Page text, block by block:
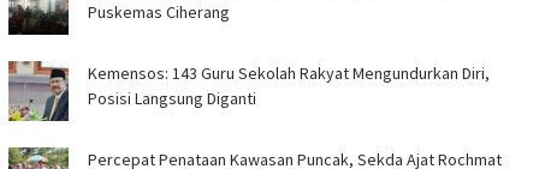
Puskemas Ciherang ‎
Kemensos: 143 Guru Sekolah Rakyat Mengundurkan Diri,
Posisi Langsung Diganti
‎Percepat Penataan Kawasan Puncak, Sekda Ajat Rochmat